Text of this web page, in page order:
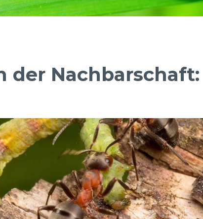
der Nachbarschaft: